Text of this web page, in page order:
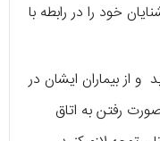
خود را در رابطه با
از بیماران ایشان در
رفتن به اتاق